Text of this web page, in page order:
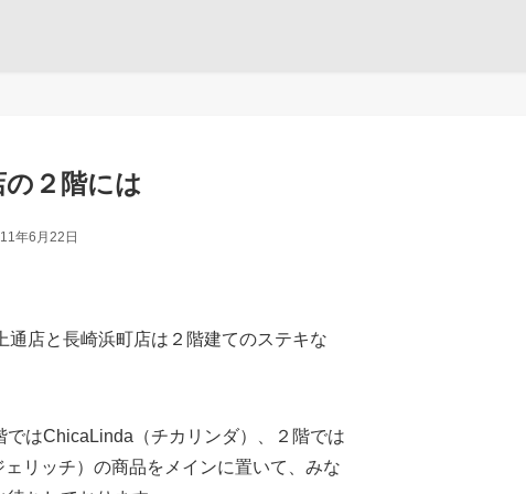
の２階には
年6月22日
通店と長崎浜町店は２階建てのステキな
ではChicaLinda（チカリンダ）、２階では
リッチ）の商品をメインに置いて、みな